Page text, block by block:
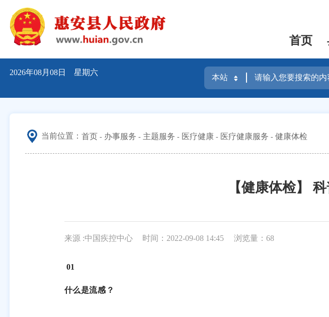
首页
2026年08月08日 星期六
当前位置： 首页 办事服务 主题服务 医疗健康 医疗健康服务 健康体检
【健康体检】
来源 :中国疾控中心 时间：2022-09-08 14:45 浏览量： 68
01
什么是流感？